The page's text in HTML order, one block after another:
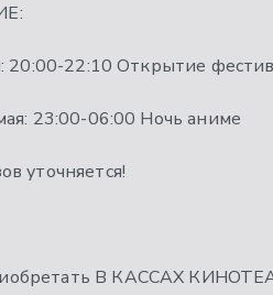
20:00-22:10 Открытие
23:00-06:00 Ночь аниме
уточняется!
В КАССАХ